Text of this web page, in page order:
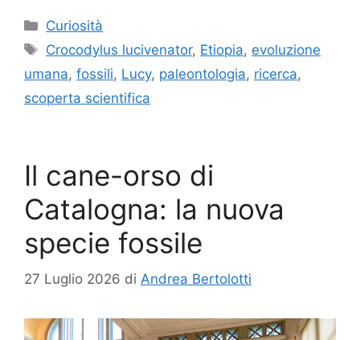
Categorie
Curiosità
Tag
Crocodylus lucivenator, Etiopia, evoluzione
umana, fossili, Lucy, paleontologia, ricerca,
scoperta scientifica
Il cane-orso di
Catalogna: la nuova
specie fossile
27 Luglio 2026 di Andrea Bertolotti